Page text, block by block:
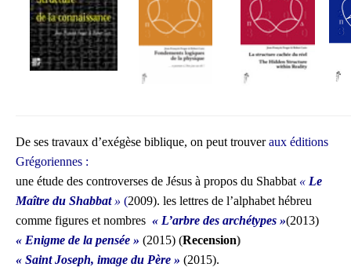
De ses travaux d’exégèse biblique, on peut trouveraux éditions
Grégoriennes :
une étude des controverses de Jésus à propos du Shabbat « Le
Maître du Shabbat » (2009). les lettres de l’alphabet hébreu
comme figures et nombres « L’arbre des archétypes »(2013)
« Enigme de la pensée » (2015) (Recension)
« Saint Joseph, image du Père » (2015).